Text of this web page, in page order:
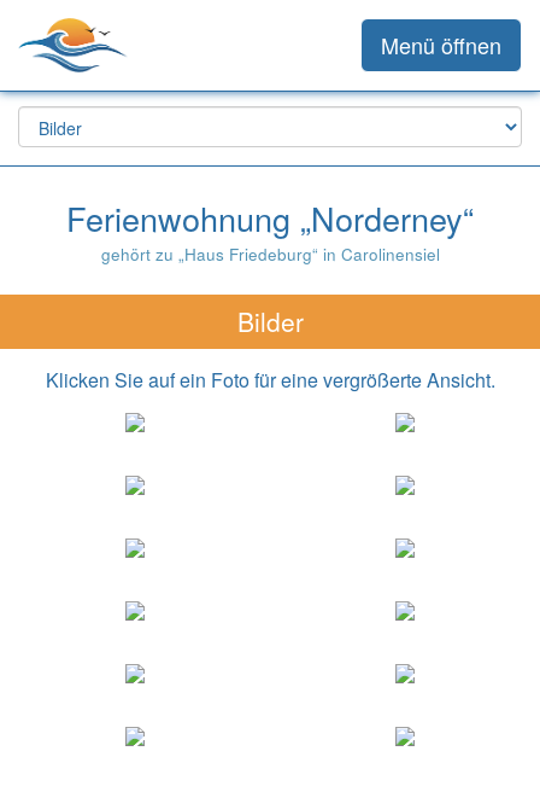
Menü öffnen
Ferienwohnung „Norderney“
gehört zu „Haus Friedeburg“ in Carolinensiel
Bilder
Klicken Sie auf ein Foto für eine vergrößerte Ansicht.